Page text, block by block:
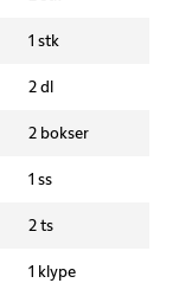
1 stk
2 dl
2 bokser
1 ss
2 ts
1 klype